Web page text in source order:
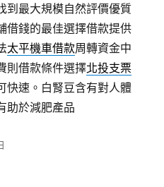
到最大規模自然評價優質
借錢的最佳選擇借款提供
太平機車借款周轉資金中
則借款條件選擇北投支票
快速。白腎豆含有對人體
助於減肥產品